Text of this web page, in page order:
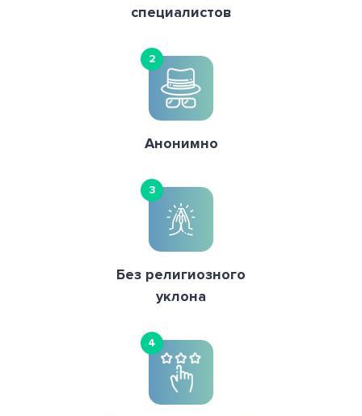
специалистов
2
Анонимно
3
Без религиозного
уклона
4